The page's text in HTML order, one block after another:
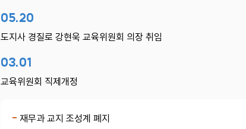
05.20
도지사 경질로 강현욱 교육위원회 의장 취임
03.01
교육위원회 직제개정
재무과 교지 조성계 폐지